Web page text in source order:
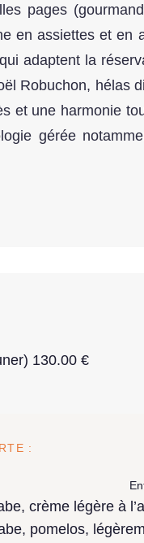
pages
en assiettes et en
adaptent la
Robuchon, hélas
et une harmonie
gérée
130.00 €
:
crème légère à
pomelos,